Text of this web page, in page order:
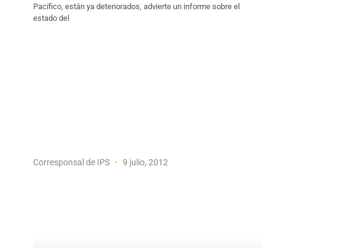
Pacífico, están ya deteriorados, advierte un informe sobre el
estado del
Corresponsal de IPS 9 julio, 2012